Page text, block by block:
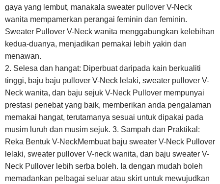
gaya yang lembut, manakala sweater pullover V-Neck
wanita mempamerkan perangai feminin dan feminin.
Sweater Pullover V-Neck wanita menggabungkan kelebihan
kedua-duanya, menjadikan pemakai lebih yakin dan
menawan.
2. Selesa dan hangat: Diperbuat daripada kain berkualiti
tinggi, baju baju pullover V-Neck lelaki, sweater pullover V-
Neck wanita, dan baju sejuk V-Neck Pullover mempunyai
prestasi penebat yang baik, memberikan anda pengalaman
memakai hangat, terutamanya sesuai untuk dipakai pada
musim luruh dan musim sejuk. 3. Sampah dan Praktikal:
Reka Bentuk V-NeckMembuat baju sweater V-Neck Pullover
lelaki, sweater pullover V-neck wanita, dan baju sweater V-
Neck Pullover lebih serba boleh. Ia dengan mudah boleh
memadankan pelbagai seluar atau skirt untuk mewujudkan